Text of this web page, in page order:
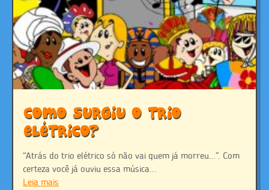
Como surgiu o trio
elétrico?
“Atrás do trio elétrico só não vai quem já morreu…”. Com
certeza você já ouviu essa música...
Leia mais